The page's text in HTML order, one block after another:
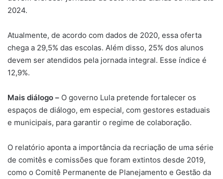
2024.
Atualmente, de acordo com dados de 2020, essa oferta
chega a 29,5% das escolas. Além disso, 25% dos alunos
devem ser atendidos pela jornada integral. Esse índice é
12,9%.
Mais diálogo – O governo Lula pretende fortalecer os
espaços de diálogo, em especial, com gestores estaduais
e municipais, para garantir o regime de colaboração.
O relatório aponta a importância da recriação de uma série
de comitês e comissões que foram extintos desde 2019,
como o Comitê Permanente de Planejamento e Gestão da